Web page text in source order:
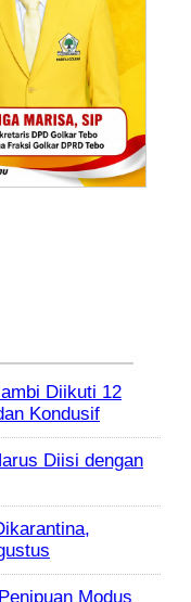
Diikuti 12
Kondusif
Diisi dengan
Modus